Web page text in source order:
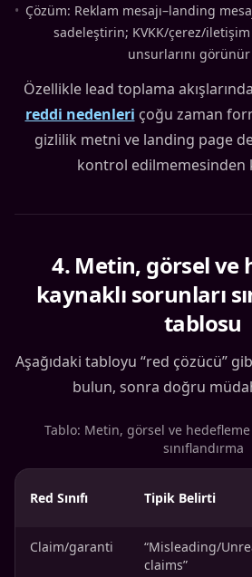
• Çözüm: Reklam mesajı–landing
sadeleştirin; KVKK/çerez/
unsurlarını görünür
Özellikle lead toplama akışlarında
reddi nedenleri çoğu zaman
gizlilik metni ve landing page
kontrol edilmemesinden
4. Metin, görsel ve
kaynaklı sorunları
tablosu
Aşağıdaki tabloyu “red çözücü”
bulun, sonra doğru
Tablo: Metin, görsel ve hedefleme
sınıflandırma
Red Sınıfı Tipik Belirti
Claim/garanti
“Misleading/
claims”